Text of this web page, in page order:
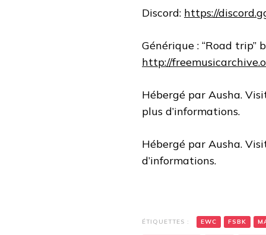
Discord: https://
Générique : “Road trip”
http://
Hébergé par Ausha.
plus d’informations.
Hébergé par Ausha.
d’informations.
ÉTIQUETTES : EWC FSBK